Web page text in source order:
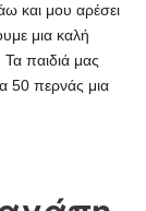
και μου αρέσει
μια καλή
παιδιά μας
50 περνάς μια